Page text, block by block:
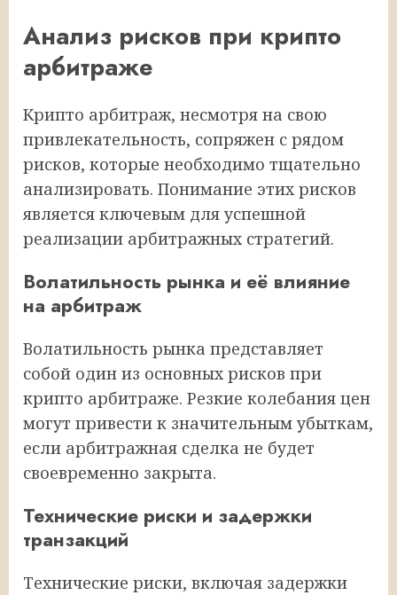
Анализ рисков при крипто
арбитраже
Крипто арбитраж, несмотря на свою
привлекательность, сопряжен с рядом
рисков, которые необходимо тщательно
анализировать. Понимание этих рисков
является ключевым для успешной
реализации арбитражных стратегий.
Волатильность рынка и её влияние
на арбитраж
Волатильность рынка представляет
собой один из основных рисков при
крипто арбитраже. Резкие колебания цен
могут привести к значительным убыткам,
если арбитражная сделка не будет
своевременно закрыта.
Технические риски и задержки
транзакций
Технические риски, включая задержки